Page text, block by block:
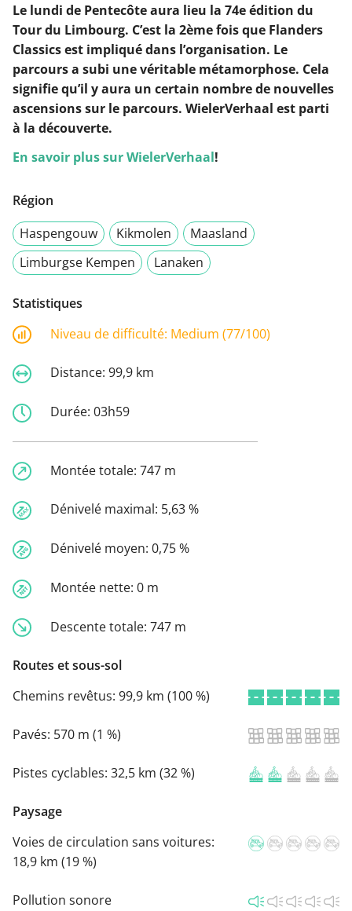
Le lundi de Pentecôte aura lieu la 74e édition du
Tour du Limbourg. C’est la 2ème fois que Flanders
Classics est impliqué dans l’organisation. Le
parcours a subi une véritable métamorphose. Cela
signifie qu’il y aura un certain nombre de nouvelles
ascensions sur le parcours. WielerVerhaal est parti
à la découverte.
En savoir plus sur WielerVerhaal!
Région
Haspengouw
Kikmolen
Maasland
Limburgse Kempen
Lanaken
Statistiques
Niveau de difficulté: Medium (77/100)
Distance: 99,9 km
Durée: 03h59
Montée totale: 747 m
Dénivelé maximal: 5,63 %
Dénivelé moyen: 0,75 %
Montée nette: 0 m
Descente totale: 747 m
Routes et sous-sol
Chemins revêtus: 99,9 km (100 %)
Pavés: 570 m (1 %)
Pistes cyclables: 32,5 km (32 %)
Paysage
Voies de circulation sans voitures:
18,9 km (19 %)
Pollution sonore